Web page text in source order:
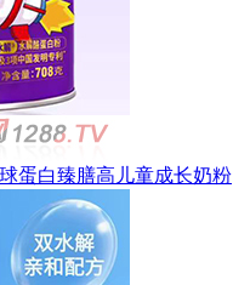
蛋白臻膳高儿童成长奶粉